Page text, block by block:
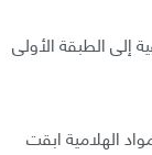
إلى الطبقة الأولى
الهلامية ابقت